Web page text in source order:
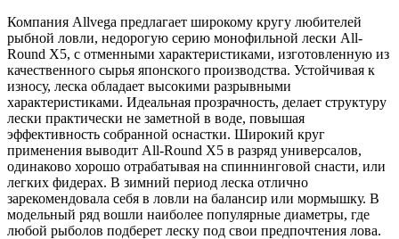
Компания Allvega предлагает широкому кругу любителей
рыбной ловли, недорогую серию монофильной лески All-
Round Х5, с отменными характеристиками, изготовленную из
качественного сырья японского производства. Устойчивая к
износу, леска обладает высокими разрывными
характеристиками. Идеальная прозрачность, делает структуру
лески практически не заметной в воде, повышая
эффективность собранной оснастки. Широкий круг
применения выводит All-Round Х5 в разряд универсалов,
одинаково хорошо отрабатывая на спиннинговой снасти, или
легких фидерах. В зимний период леска отлично
зарекомендовала себя в ловли на балансир или мормышку. В
модельный ряд вошли наиболее популярные диаметры, где
любой рыболов подберет леску под свои предпочтения лова.